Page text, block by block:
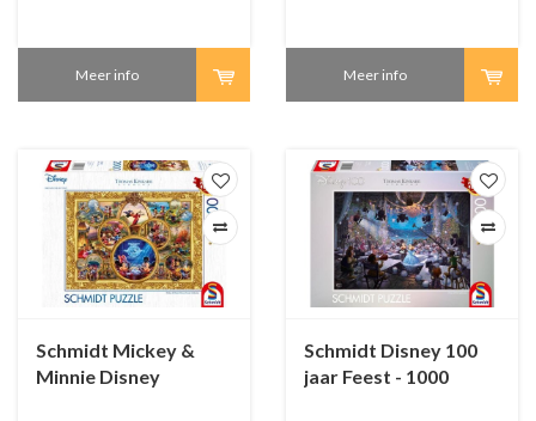
Meer info Meer info
Schmidt Mickey &
Minnie Disney
Schmidt Disney 100
jaar Feest - 1000